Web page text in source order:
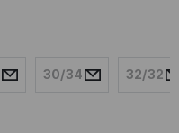
30/34 32/32